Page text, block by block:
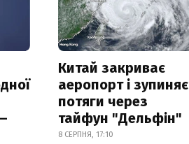
Китай закриває
аеропорт і зупиняє
потяги через
тайфун "Дельфін"
8 СЕРПНЯ, 17:10